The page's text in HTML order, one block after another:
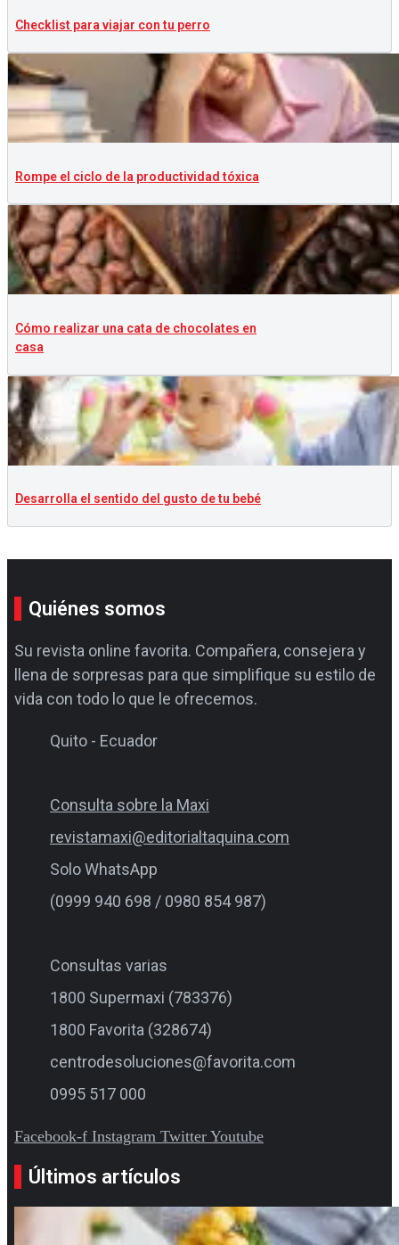
Checklist para viajar con tu perro
Rompe el ciclo de la productividad tóxica
Cómo realizar una cata de chocolates en
casa
Desarrolla el sentido del gusto de tu bebé
Quiénes somos
Su revista online favorita. Compañera, consejera y
llena de sorpresas para que simplifique su estilo de
vida con todo lo que le ofrecemos.
Quito - Ecuador
Consulta sobre la Maxi
revistamaxi@editorialtaquina.com
Solo WhatsApp
(0999 940 698 / 0980 854 987)
Consultas varias
1800 Supermaxi (783376)
1800 Favorita (328674)
centrodesoluciones@favorita.com
0995 517 000
Facebook-f Instagram Twitter Youtube
Últimos artículos